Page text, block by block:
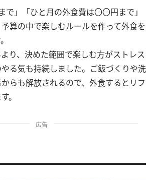
で」「ひと月の外食費は〇〇円まで」
算の中で楽しむルールを作って外食を
り、決めた範囲で楽しむ方がストレス
る気も持続しました。ご飯づくりや洗
らも解放されるので、外食するとリフ
。
広告